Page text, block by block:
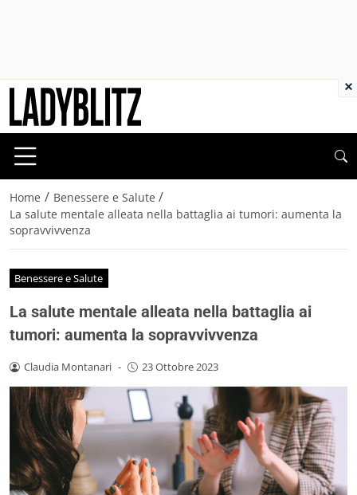
Home / Benessere e Salute /
La salute mentale alleata nella battaglia ai tumori: aumenta la
sopravvivvenza
Benessere e Salute
La salute mentale alleata nella battaglia ai
tumori: aumenta la sopravvivvenza
Claudia Montanari - 23 Ottobre 2023
×